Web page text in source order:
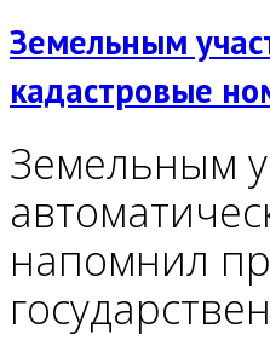
Земельным
кадастровые
Земельным
напомнил